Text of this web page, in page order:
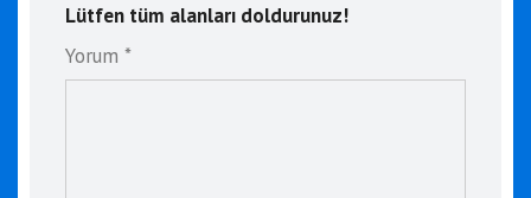
Lütfen tüm alanları doldurunuz!
Yorum *